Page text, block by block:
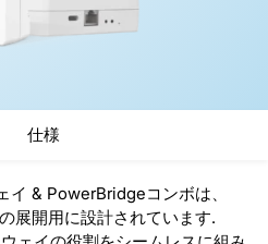
仕様
& PowerBridgeコンボは、
展開用に設計されています.